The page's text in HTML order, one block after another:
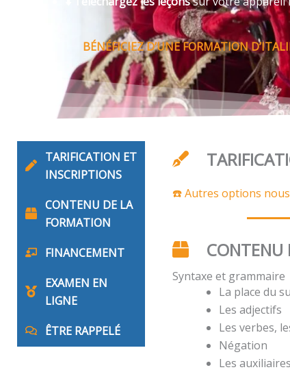
BÉNÉFICIEZ D’UNE FORMATION
TARIFICATION ET
INSCRIPTIONS
CONTENU DE LA
FORMATION
FINANCEMENT
EXAMEN EN
LIGNE
ÊTRE RAPPELÉ
☎️ Autres options nous
CONTENU
Syntaxe et grammaire
La place du
Les adjectifs
Les verbes,
Négation
Les